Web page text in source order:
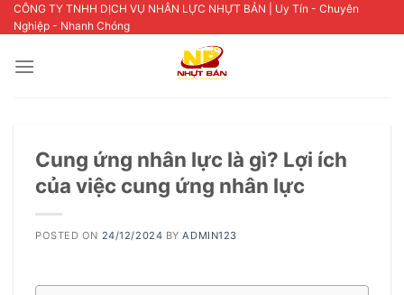
Skip
to
CÔNG TY TNHH DỊCH VỤ NHÂN LỰC NHỰT BẢN | Uy Tín - Chuyên
Nghiệp - Nhanh Chóng
Cung ứng nhân lực là gì? Lợi ích
của việc cung ứng nhân lực
POSTED ON 24/12/2024 BYADMIN123